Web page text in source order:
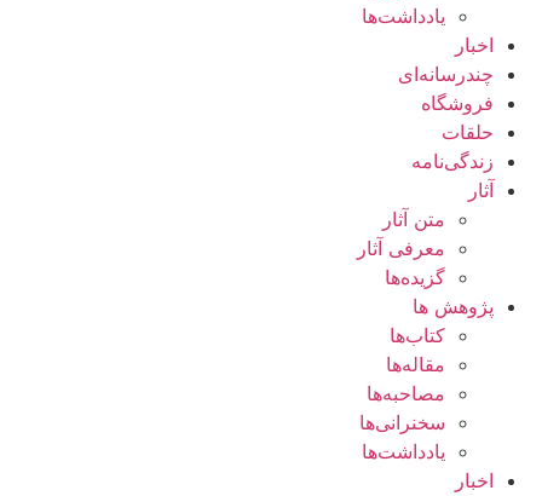
یادداشت‌ها
اخبار
چندرسانه‌ای
فروشگاه
حلقات
زندگی‌نامه
آثار
متن آثار
معرفی آثار
گزیده‌ها
پژوهش ها
کتاب‌ها
مقاله‌ها
مصاحبه‌ها
سخنرانی‌ها
یادداشت‌ها
اخبار